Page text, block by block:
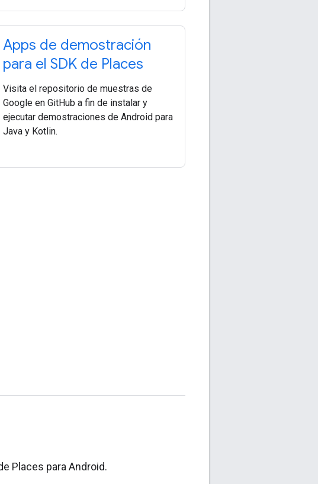
Apps de demostración
para el SDK de Places
Visita el repositorio de muestras de
Google en GitHub a fin de instalar y
ejecutar demostraciones de Android para
Java y Kotlin.
Places para Android.